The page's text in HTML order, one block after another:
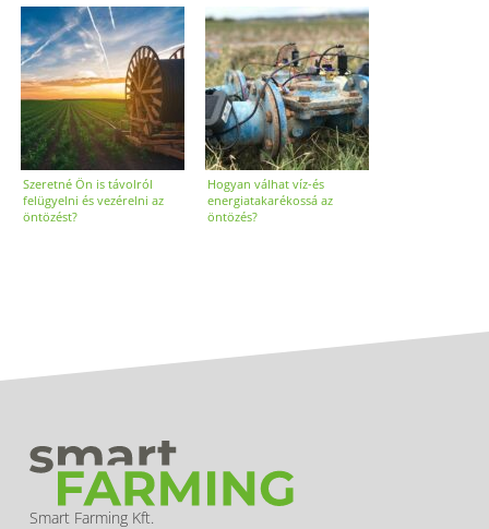
Szeretné Ön is távolról
felügyelni és vezérelni az
öntözést?
Hogyan válhat víz-és
energiatakarékossá az
öntözés?
Smart Farming Kft.